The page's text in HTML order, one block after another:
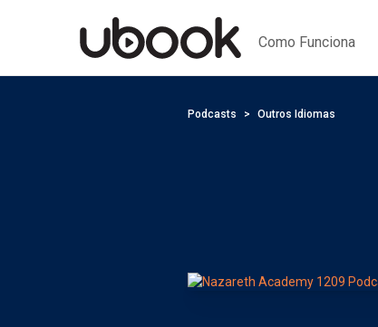
Como Funciona
Podcasts Outros Idiomas